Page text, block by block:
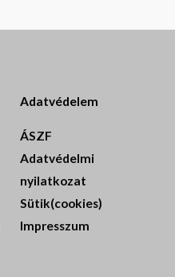
Adatvédelem
ÁSZF
Adatvédelmi
nyilatkozat
Sütik(cookies)
Impresszum